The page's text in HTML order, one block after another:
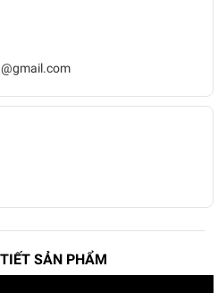
SẢN PHẨM